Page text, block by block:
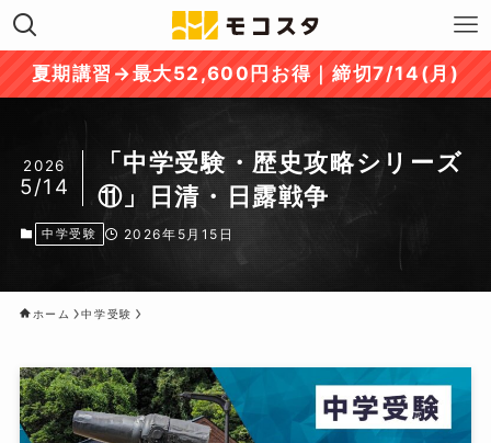
夏期講習→最大52,600円お得｜締切7/14(月)
「中学受験・歴史攻略シリーズ
⑪」日清・日露戦争
2026
5/14
中学受験 2026年5月15日
ホーム 中学受験